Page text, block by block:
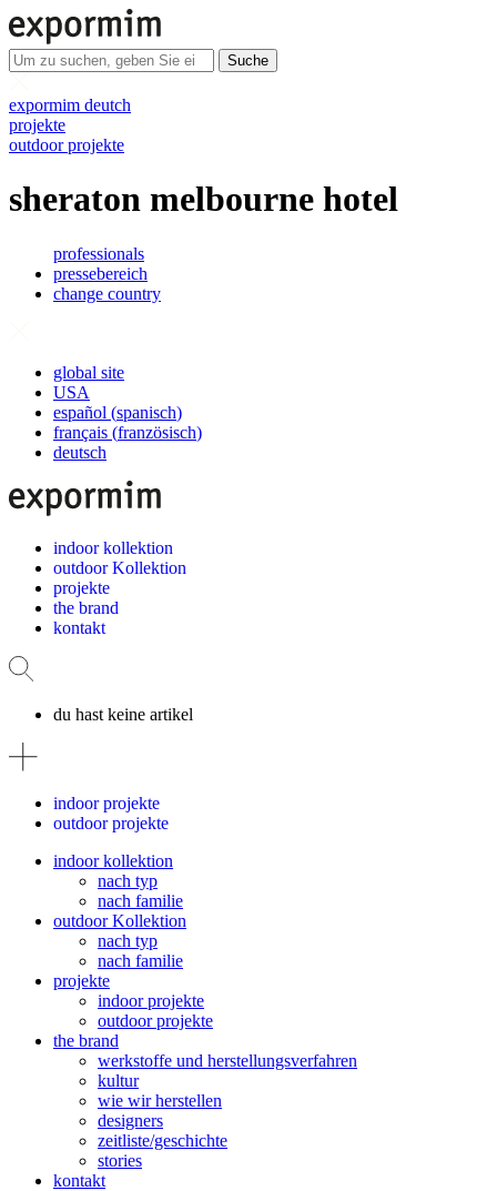
Suche
expormim deutch
projekte
outdoor projekte
sheraton melbourne hotel
professionals
pressebereich
change country
global site
USA
español (spanisch)
français (französisch)
deutsch
indoor kollektion
outdoor Kollektion
projekte
the brand
kontakt
du hast keine artikel
indoor projekte
outdoor projekte
indoor kollektion
nach typ
nach familie
outdoor Kollektion
nach typ
nach familie
projekte
indoor projekte
outdoor projekte
the brand
werkstoffe und herstellungsverfahren
kultur
wie wir herstellen
designers
zeitliste/geschichte
stories
kontakt